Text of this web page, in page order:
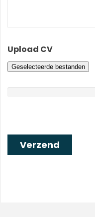
Upload CV
Geselecteerde bestanden